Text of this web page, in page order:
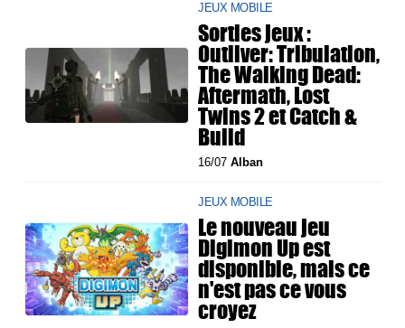
JEUX MOBILE
Sorties jeux :
Outliver: Tribulation,
The Walking Dead:
Aftermath, Lost
Twins 2 et Catch &
Build
16/07Alban
JEUX MOBILE
Le nouveau jeu
Digimon Up est
disponible, mais ce
n'est pas ce vous
croyez